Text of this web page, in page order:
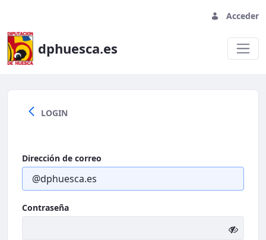
Acceder
dphuesca.es
Welcome
LOGIN
Dirección de correo
Contraseña